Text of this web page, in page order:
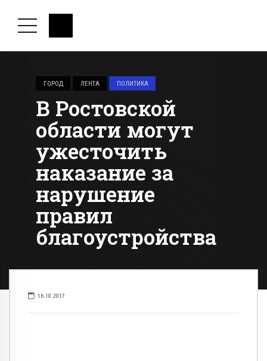
ГОРОД ЛЕНТА ПОЛИТИКА
В Ростовской
области могут
ужесточить
наказание за
нарушение
правил
благоустройства
16.10.2017